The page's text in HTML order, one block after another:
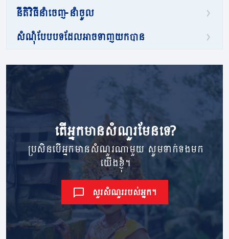
នីតិវិធីនាំចេញ-នាំចូល
សំណុំបែបបទដែលអាចទាញយកបាន
តើ​អ្នក​មាន​សំណួរ​មែនទេ?
ប្រសិនបើអ្នកមានសំណួរណាមួយ សូមទាក់ទងមក
យើងខ្ញុំ។
សួរសំណួររបស់អ្នក។